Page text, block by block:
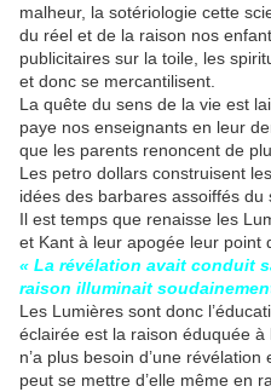
malheur, la sotériologie cette
du réel et de la raison nos
publicitaires sur la toile, les
et donc se mercantilisent.
La quête du sens de la vie est
paye nos enseignants en leur
que les parents renoncent de
Les petro dollars construisent
idées des barbares assoiffés du
Il est temps que renaisse les
et Kant à leur apogée leur point
« La révélation avait conduit
raison illuminait
Les Lumières sont donc
éclairée est la raison éduquée
n’a plus besoin d’une
peut se mettre d’elle même en